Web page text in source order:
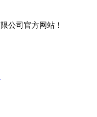
公司官方网站！